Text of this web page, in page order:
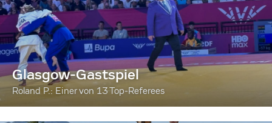
Glasgow-Gastspiel
Roland P.: Einer von 13 Top-Referees